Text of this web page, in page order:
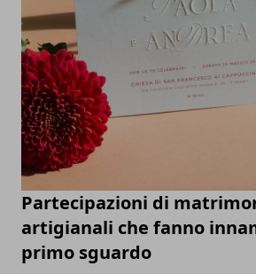
Partecipazioni di
artigianali che fanno
primo sguardo